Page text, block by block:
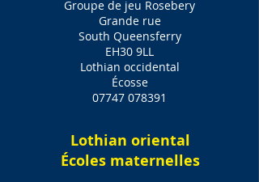
Groupe de jeu Rosebery
Grande rue
South Queensferry
EH30 9LL
Lothian occidental
Écosse
07747 078391
Lothian oriental
Écoles maternelles